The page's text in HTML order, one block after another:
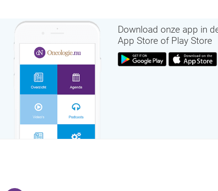
Download onze app in
App Store of Play Store